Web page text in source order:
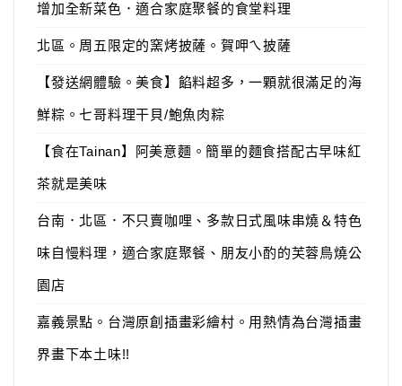
增加全新菜色．適合家庭聚餐的食堂料理
北區。周五限定的窯烤披薩。賀呷ㄟ披薩
【發送網體驗。美食】餡料超多，一顆就很滿足的海
鮮粽。七哥料理干貝/鮑魚肉粽
【食在Tainan】阿美意麵。簡單的麵食搭配古早味紅
茶就是美味
台南．北區．不只賣咖哩、多款日式風味串燒＆特色
味自慢料理，適合家庭聚餐、朋友小酌的芙蓉鳥燒公
園店
嘉義景點。台灣原創插畫彩繪村。用熱情為台灣插畫
界畫下本土味!!